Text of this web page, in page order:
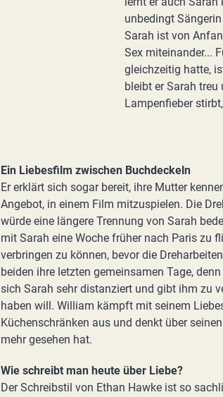
unbedingt
Sarah ist von
Sex miteinander...
gleichzeitig hatte,
bleibt er Sarah
Lampenfieber
Ein Liebesfilm zwischen Buchdeckeln
Er erklärt sich sogar bereit, ihre Mutter
Angebot, in einem Film mitzuspielen. Die
würde eine längere Trennung von Sarah
mit Sarah eine Woche früher nach Paris zu
verbringen zu können, bevor die
beiden ihre letzten gemeinsamen Tage,
sich Sarah sehr distanziert und gibt ihm zu
haben will. William kämpft mit seinem
Küchenschränken aus und denkt über
mehr gesehen hat.
Wie schreibt man heute über Liebe?
Der Schreibstil von Ethan Hawke ist so